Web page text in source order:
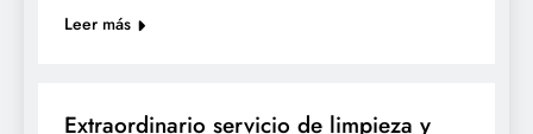
Leer más
Extraordinario servicio de limpieza y